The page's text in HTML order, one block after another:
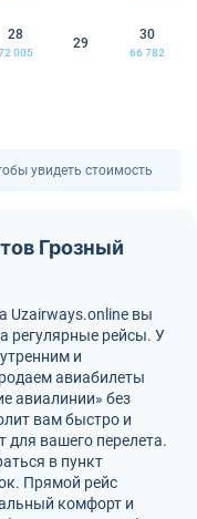
28
005
29
30
66 782
увидеть стоимость
Грозный
Uzairways.online вы
регулярные рейсы. У
и
авиабилеты
авиалинии» без
вам быстро и
вашего перелета.
в пункт
Прямой рейс
комфорт и